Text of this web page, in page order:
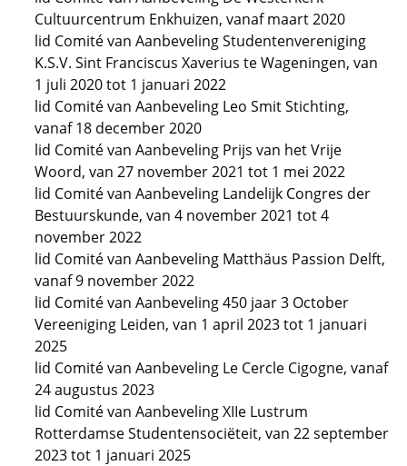
Cultuurcentrum Enkhuizen, vanaf maart 2020
lid Comité van Aanbeveling Studentenvereniging
K.S.V. Sint Franciscus Xaverius te Wageningen, van
1 juli 2020 tot 1 januari 2022
lid Comité van Aanbeveling Leo Smit Stichting,
vanaf 18 december 2020
lid Comité van Aanbeveling Prijs van het Vrije
Woord, van 27 november 2021 tot 1 mei 2022
lid Comité van Aanbeveling Landelijk Congres der
Bestuurskunde, van 4 november 2021 tot 4
november 2022
lid Comité van Aanbeveling Matthäus Passion Delft,
vanaf 9 november 2022
lid Comité van Aanbeveling 450 jaar 3 October
Vereeniging Leiden, van 1 april 2023 tot 1 januari
2025
lid Comité van Aanbeveling Le Cercle Cigogne, vanaf
24 augustus 2023
lid Comité van Aanbeveling XIIe Lustrum
Rotterdamse Studentensociëteit, van 22 september
2023 tot 1 januari 2025